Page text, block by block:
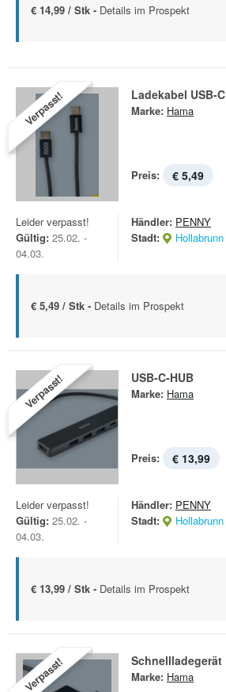
€ 14,99 / Stk - Details im Prospekt
Verpasst! Ladekabel USB-C
Marke: Hama
Preis: € 5,49
Leider verpasst!
Gültig: 25.02. -
04.03.
Händler: PENNY
Stadt:
Hollabrunn
€ 5,49 / Stk - Details im Prospekt
Verpasst! USB-C-HUB
Marke: Hama
Preis: € 13,99
Leider verpasst!
Gültig: 25.02. -
04.03.
Händler: PENNY
Stadt:
Hollabrunn
€ 13,99 / Stk - Details im Prospekt
Verpasst! Schnellladegerät
Marke: Hama